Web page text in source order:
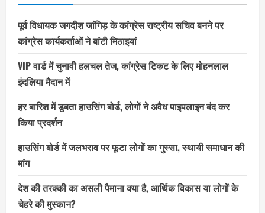
पूर्व विधायक जगदीश जांगिड़ के कांग्रेस राष्ट्रीय सचिव बनने पर
कांग्रेस कार्यकर्ताओं ने बांटी मिठाइयां
VIP वार्ड में चुनावी हलचल तेज, कांग्रेस टिकट के लिए मोहनलाल
इंदलिया मैदान में
हर बारिश में डूबता हाउसिंग बोर्ड, लोगों ने अवैध पाइपलाइन बंद कर
किया प्रदर्शन
हाउसिंग बोर्ड में जलभराव पर फूटा लोगों का गुस्सा, स्थायी समाधान की
मांग
देश की तरक्की का असली पैमाना क्या है, आर्थिक विकास या लोगों के
चेहरे की मुस्कान?